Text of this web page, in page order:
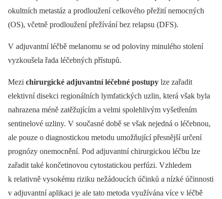
okultních metastáz a prodloužení celkového přežití nemocných
(OS), včetně prodloužení přežívání bez relapsu (DFS).
V adjuvantní léčbě melanomu se od poloviny minulého stolení
vyzkoušela řada léčebných přístupů.
Mezi chirurgické adjuvantní léčebné postupy lze zařadit
elektivní disekci regionálních lymfatických uzlin, která však byla
nahrazena méně zatěžujícím a velmi spolehlivým vyšetřením
sentinelové uzliny. V současné době se však nejedná o léčebnou,
ale pouze o diagnostickou metodu umožňující přesnější určení
prognózy onemocnění. Pod adjuvantní chirurgickou léčbu lze
zařadit také končetinovou cytostatickou perfúzi. Vzhledem
k relativně vysokému riziku nežádoucích účinků a nízké účinnosti
v adjuvantní aplikaci je ale tato metoda využívána více v léčbě